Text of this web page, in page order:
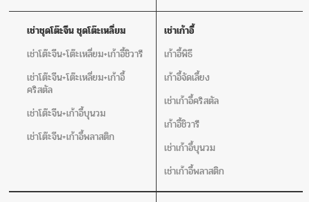
เช่าชุดโต๊ะจีน ชุดโต๊ะเหลี่ยม
เช่าโต๊ะจีน+โต๊ะเหลี่ยม+เก้าอี้ชิวารี
เช่าโต๊ะจีน+โต๊ะเหลี่ยม+เก้าอี้
คริสตัล
เช่าโต๊ะจีน+เก้าอี้บุนวม
เช่าโต๊ะจีน+เก้าอี้พลาสติก
เช่าเก้าอี้
เก้าอี้พิธี
เก้าอี้จัดเลี้ยง
เช่าเก้าอี้คริสตัล
เก้าอี้ชิวารี
เช่าเก้าอี้บุนวม
เช่าเก้าอี้พลาสติก